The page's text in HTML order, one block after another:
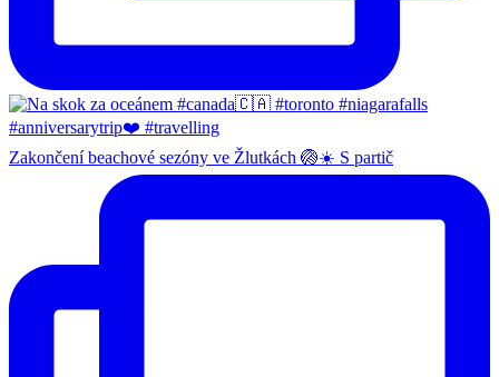
Zakončení beachové sezóny ve Žlutkách 🏐☀️ S partič